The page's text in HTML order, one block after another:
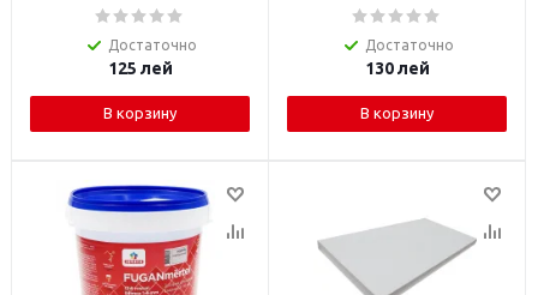
Достаточно
125 лей
В корзину
Достаточно
130лей
В корзину